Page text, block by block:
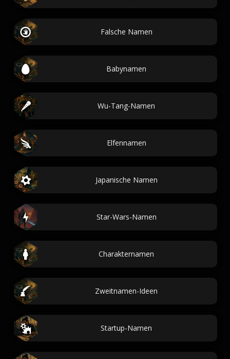
Falsche Namen
Babynamen
Wu-Tang-Namen
Elfennamen
Japanische Namen
Star-Wars-Namen
Charakternamen
Zweitnamen-Ideen
Startup-Namen